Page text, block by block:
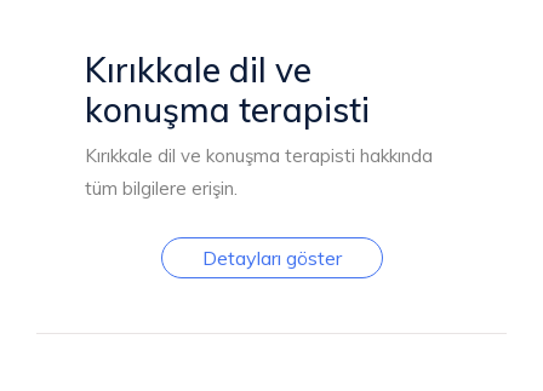
Kırıkkale dil ve
konuşma terapisti
Kırıkkale dil ve konuşma terapisti hakkında
tüm bilgilere erişin.
Detayları göster